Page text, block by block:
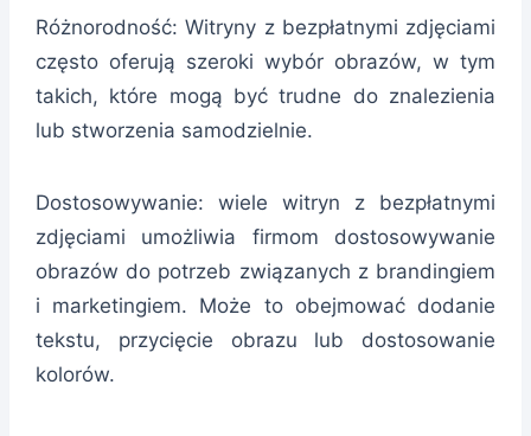
Różnorodność: Witryny z bezpłatnymi zdjęciami
często oferują szeroki wybór obrazów, w tym
takich, które mogą być trudne do znalezienia
lub stworzenia samodzielnie.
Dostosowywanie: wiele witryn z bezpłatnymi
zdjęciami umożliwia firmom dostosowywanie
obrazów do potrzeb związanych z brandingiem
i marketingiem. Może to obejmować dodanie
tekstu, przycięcie obrazu lub dostosowanie
kolorów.